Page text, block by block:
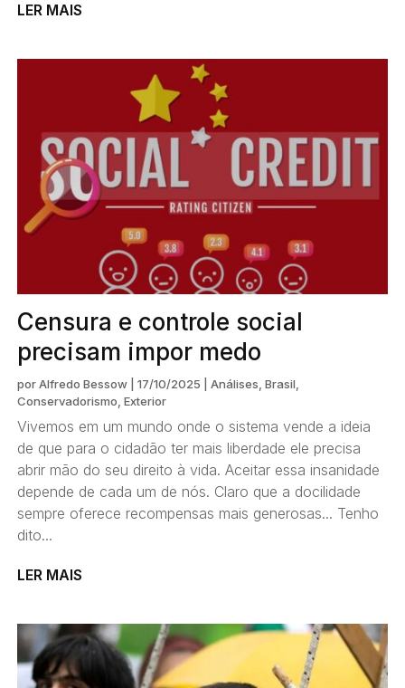
LER MAIS
Censura e controle social
precisam impor medo
porAlfredo Bessow 17/10/2025 Análises Brasil
Conservadorismo Exterior
Vivemos em um mundo onde o sistema vende a ideia
de que para o cidadão ter mais liberdade ele precisa
abrir mão do seu direito à vida. Aceitar essa insanidade
depende de cada um de nós. Claro que a docilidade
sempre oferece recompensas mais generosas... Tenho
dito...
LER MAIS